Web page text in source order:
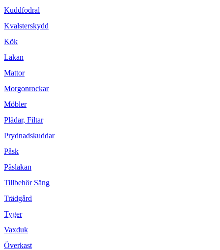
Kuddfodral
Kvalsterskydd
Kök
Lakan
Mattor
Morgonrockar
Möbler
Plädar, Filtar
Prydnadskuddar
Påsk
Påslakan
Tillbehör Säng
Trädgård
Tyger
Vaxduk
Överkast